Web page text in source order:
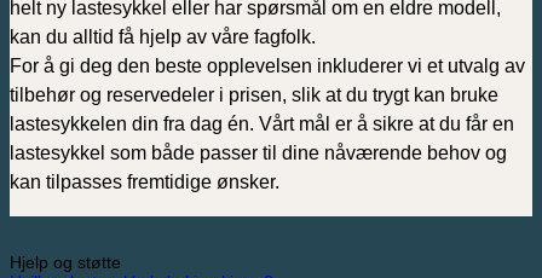
helt ny lastesykkel eller har spørsmål om en eldre modell,
kan du alltid få hjelp av våre fagfolk.
For å gi deg den beste opplevelsen inkluderer vi et utvalg av
tilbehør og reservedeler i prisen, slik at du trygt kan bruke
lastesykkelen din fra dag én. Vårt mål er å sikre at du får en
lastesykkel som både passer til dine nåværende behov og
kan tilpasses fremtidige ønsker.
Hjelp og støtte